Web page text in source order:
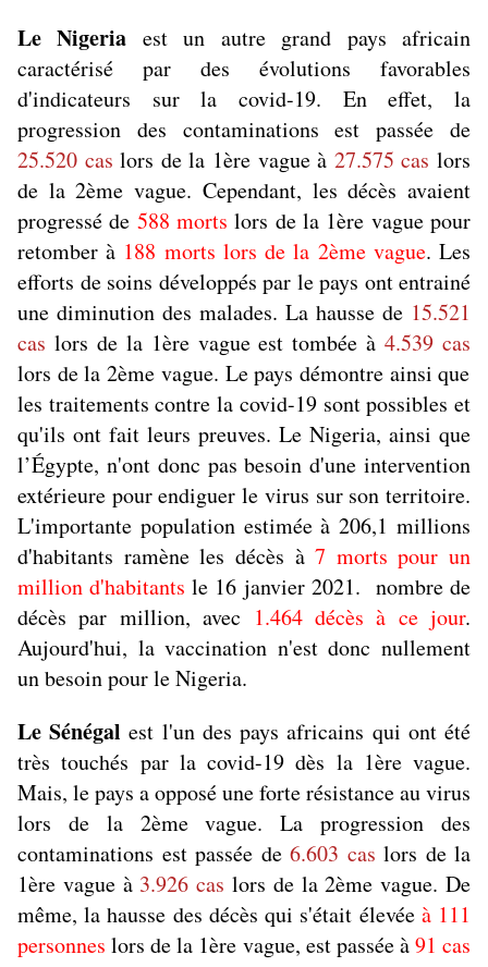
Le Nigeria est un autre grand pays africain
caractérisé par des évolutions favorables
d'indicateurs sur la covid-19. En effet, la
progression des contaminations est passée de
25.520 cas lors de la 1ère vague à 27.575 cas lors
de la 2ème vague. Cependant, les décès avaient
progressé de 588 morts lors de la 1ère vague pour
retomber à 188 morts lors de la 2ème vague. Les
efforts de soins développés par le pays ont entrainé
une diminution des malades. La hausse de 15.521
cas lors de la 1ère vague est tombée à4.539 cas
lors de la 2ème vague. Le pays démontre ainsi que
les traitements contre la covid-19 sont possibles et
qu'ils ont fait leurs preuves. Le Nigeria, ainsi que
l’Égypte, n'ont donc pas besoin d'une intervention
extérieure pour endiguer le virus sur son territoire.
L'importante population estimée à 206,1 millions
d'habitants ramène les décès à7 morts pour un
million d'habitants le 16 janvier 2021. nombre de
décès par million, avec 1.464 décès à ce jour.
Aujourd'hui, la vaccination n'est donc nullement
un besoin pour le Nigeria.
Le Sénégal est l'un des pays africains qui ont été
très touchés par la covid-19 dès la 1ère vague.
Mais, le pays a opposé une forte résistance au virus
lors de la 2ème vague. La progression des
contaminations est passée de 6.603 cas lors de la
1ère vague à 3.926 cas lors de la 2ème vague. De
même, la hausse des décès qui s'était élevée à 111
personnes lors de la 1ère vague, est passée à91 cas